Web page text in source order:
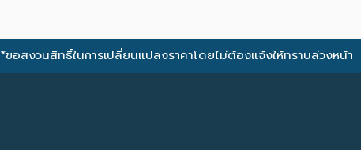
*ขอสงวนสิทธิ์ในการเปลี่ยนแปลงราคาโดยไม่ต้องแจ้งให้ทราบล่วงหน้า